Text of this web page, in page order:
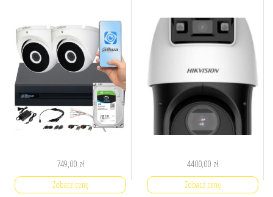
749,00 zł
Zobacz cenę
4400,00 zł
Zobacz cenę